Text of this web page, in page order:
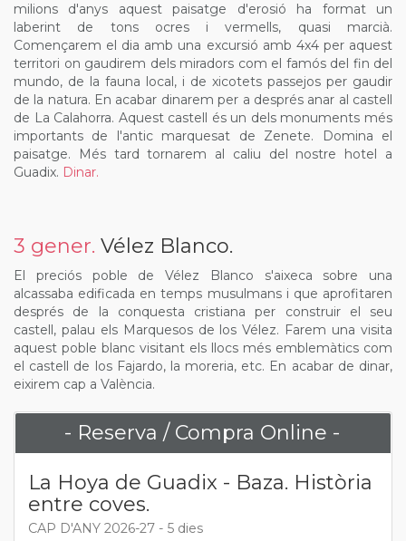
milions d'anys aquest paisatge d'erosió ha format un
laberint de tons ocres i vermells, quasi marcià.
Començarem el dia amb una excursió amb 4x4 per aquest
territori on gaudirem dels miradors com el famós del fin del
mundo, de la fauna local, i de xicotets passejos per gaudir
de la natura. En acabar dinarem per a després anar al castell
de La Calahorra. Aquest castell és un dels monuments més
importants de l'antic marquesat de Zenete. Domina el
paisatge. Més tard tornarem al caliu del nostre hotel a
Guadix. Dinar.
3 gener. Vélez Blanco.
El preciós poble de Vélez Blanco s'aixeca sobre una
alcassaba edificada en temps musulmans i que aprofitaren
després de la conquesta cristiana per construir el seu
castell, palau els Marquesos de los Vélez. Farem una visita
aquest poble blanc visitant els llocs més emblemàtics com
el castell de los Fajardo, la moreria, etc. En acabar de dinar,
eixirem cap a València.
- Reserva / Compra Online -
La Hoya de Guadix - Baza. Història
entre coves.
CAP D'ANY 2026-27 - 5 dies